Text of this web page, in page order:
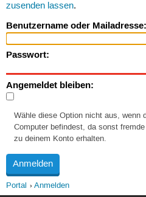
zusenden lassen.
Benutzername oder Mailadresse:
Passwort:
Angemeldet bleiben:
Wähle diese Option nicht aus, wenn
Computer befindest, da sonst
zu deinem Konto erhalten.
Portal Anmelden